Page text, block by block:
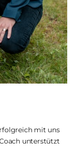
mit uns
unterstützt